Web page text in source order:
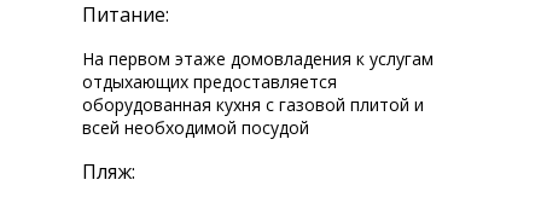
Питание:
На первом этаже домовладения к услугам
отдыхающих предоставляется
оборудованная кухня с газовой плитой и
всей необходимой посудой
Пляж: